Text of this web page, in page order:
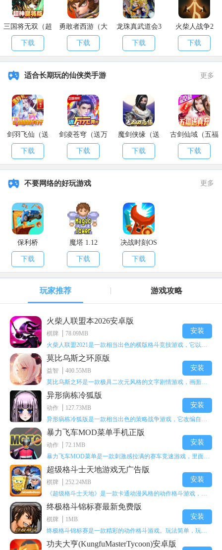
《魔幻客栈》是一款卡通魔幻风格的卡牌游戏，上线就送VIP14，10
万钻石，500万金币，每天都有充值卡免费放送。精美的游戏设计画
面，强力又酷炫的合体技能，带给你无与伦比的精彩体验。趣味十足
的剧情设定，东方传说、西方诸神、风暴世界、三国无双，四大阵营
门等诸多特色内容等你体验。还等什么，快来魔幻客栈一探究竟吧!
魔幻客栈（送海量充值）
魔幻 卡牌 | 10-23 下载游戏
小小三国无双（商城特权）
一款多角色无限制3D动作手游。玩家通过实时判定的技能伤害与多元
化的玩法亲历三国传奇征途。凭借具有明确定位职业、打击动作无限
制等战斗玩法，足以让玩家欲罢不能。
小小三国无双（商城特权）
三国题材 MMOARPG | 10-22 下载游戏
小8游戏盒子
小8游戏盒子聚合全网BT游戏、无限元宝公益服手游、上线即送
满VIP无限元宝服。海量变态版手游供你选择!独家BT版游戏下载平
台，优惠福利享不停，喜爱手游的玩家千万不要错过小8游戏盒子。
小8游戏盒子
手游盒子 游戏盒子 bt手游盒子 | 08-12 下载游戏
三国将无双（超
神魔将版）
下载
勇敢者西游（大
乱斗）
下载
龙珠真武道会3
下载
火柴人战争2
下载
适合长期玩的仙侠类手游 更多
剑羽飞仙（送
10000真充）
下载
剑凌苍穹（送万
元真充）
下载
魔剑侠缘（送
2021充值）
下载
古剑仙域（五福
送真充）
下载
不要网络的好玩游戏 更多
保利桥
下载
魔塔 1.12
下载
决战时刻OS
下载
玩家推荐 游戏攻略
火柴人联盟本2026安卓版
棋牌
78.09MB
安装
莫比乌斯之环原版
益智
400.55MB
安装
异形病栋冷狐版
动作
127.73MB
安装
暴力飞车MOD菜单手机正版
动作
72.1MB
安装
超级格斗士天地游戏无广告版
棋牌
252.24MB
安装
终极格斗锦标赛最新免费版
棋牌
1MB
安装
功夫大亨(KungfuMasterTycoon)安卓版